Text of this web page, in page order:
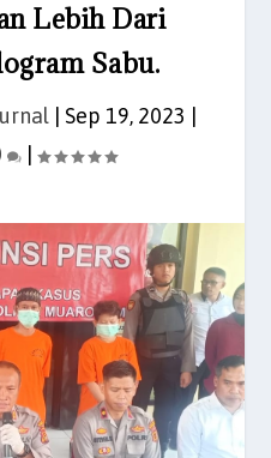
Lebih Dari
Sabu.
Sep 19, 2023
|